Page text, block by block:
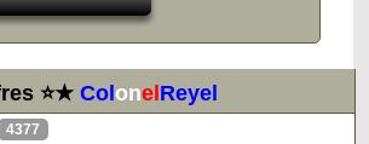
⭐★ColonelReyel
4377